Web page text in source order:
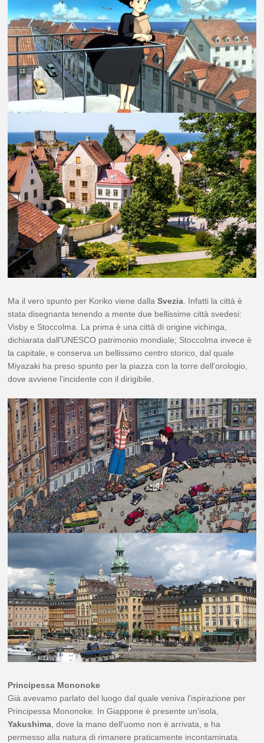
Ma il vero spunto per Koriko viene dallaSvezia. Infatti la città è
stata disegnanta tenendo a mente due bellissime città svedesi:
Visby e Stoccolma. La prima è una città di origine vichinga,
dichiarata dall'UNESCO patrimonio mondiale; Stoccolma invece è
la capitale, e conserva un bellissimo centro storico, dal quale
Miyazaki ha preso spunto per la piazza con la torre dell'orologio,
dove avviene l'incidente con il dirigibile.
Principessa Mononoke
Già avevamo parlato del luogo dal quale veniva l'ispirazione per
Principessa Mononoke. In Giappone è presente un'isola,
Yakushima , dove la mano dell'uomo non è arrivata, e ha
permesso alla natura di rimanere praticamente incontaminata.